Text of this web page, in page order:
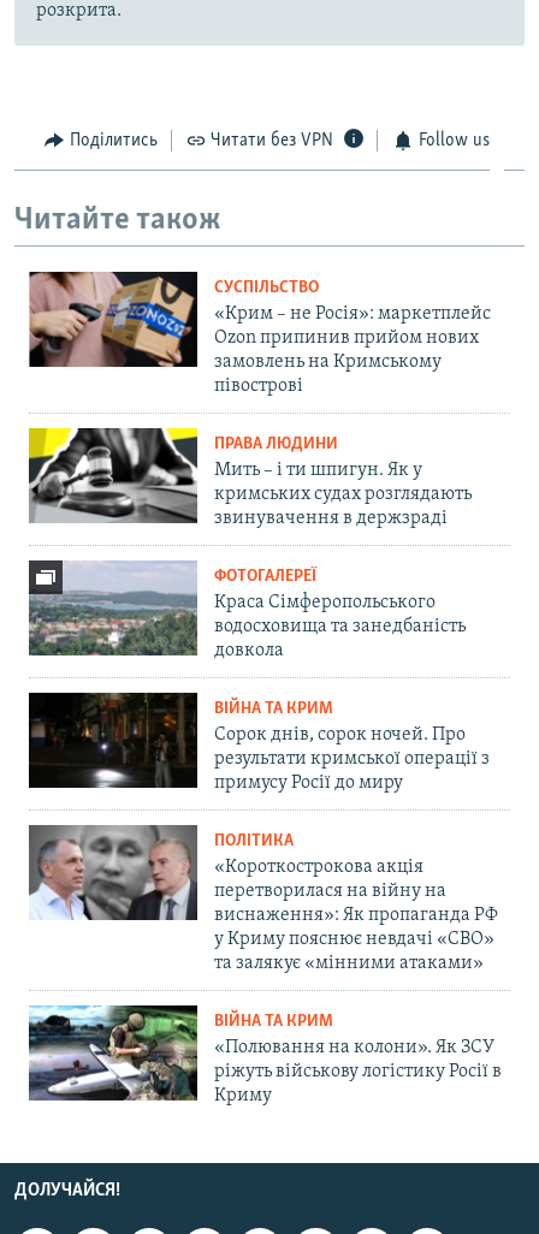
розкрита.
Поділитись Читати без VPN Follow us
Читайте також
СУСПІЛЬСТВО
«Крим – не Росія»: маркетплейс
Ozon припинив прийом нових
замовлень на Кримському
півострові
ПРАВА ЛЮДИНИ
Мить – і ти шпигун. Як у
кримських судах розглядають
звинувачення в держзраді
ФОТОГАЛЕРЕЇ
Краса Сімферопольського
водосховища та занедбаність
довкола
ВІЙНА ТА КРИМ
Сорок днів, сорок ночей. Про
результати кримської операції з
примусу Росії до миру
ПОЛІТИКА
«Короткострокова акція
перетворилася на війну на
виснаження»: Як пропаганда РФ
у Криму пояснює невдачі «СВО»
та залякує «мінними атаками»
ВІЙНА ТА КРИМ
«Полювання на колони». Як ЗСУ
ріжуть військову логістику Росії в
Криму
ДОЛУЧАЙСЯ!